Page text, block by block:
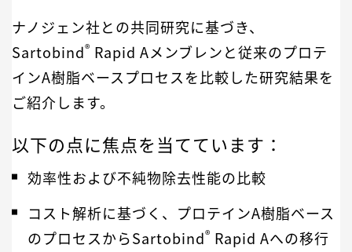
ナノジェン社との共同研究に基づき、
Sartobind® Rapid Aメンブレンと従来のプロテ
インA樹脂ベースプロセスを比較した研究結果を
ご紹介します。
以下の点に焦点を当てています：
効率性および不純物除去性能の比較
コスト解析に基づく、プロテインA樹脂ベース
のプロセスからSartobind® Rapid Aへの移行